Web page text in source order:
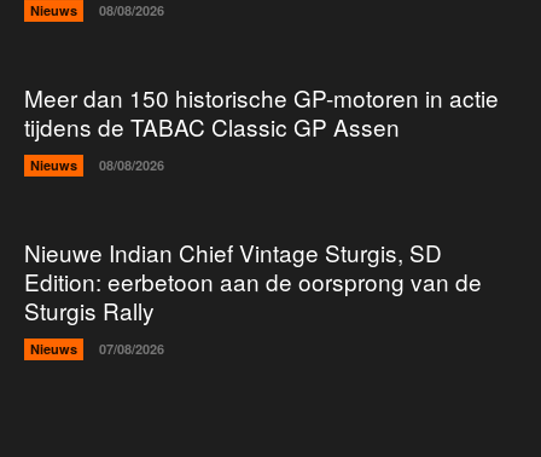
Nieuws 08/08/2026
Meer dan 150 historische GP-motoren in actie
tijdens de TABAC Classic GP Assen
Nieuws 08/08/2026
Nieuwe Indian Chief Vintage Sturgis, SD
Edition: eerbetoon aan de oorsprong van de
Sturgis Rally
Nieuws 07/08/2026